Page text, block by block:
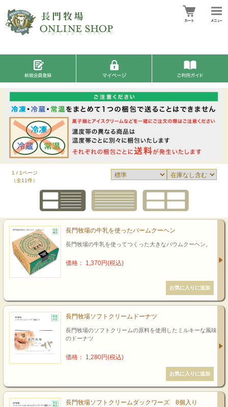
1 / 1ページ
（全11件）
長門牧場の牛乳を使ったバームクーヘン
長門牧場の牛乳を使ってつくった大きなバウムクーヘン。
価格： 1,370円(税込)
長門牧場ソフトクリームドーナツ
長門牧場のソフトクリームの原料を使用したミルキーな風味
のドーナツ
価格： 1,280円(税込)
長門牧場ソフトクリームダックワーズ 8個入り